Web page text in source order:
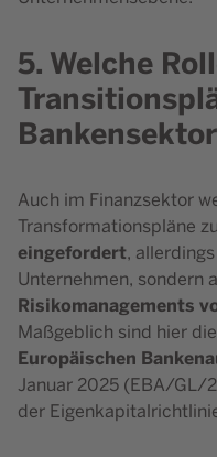
5. Welche
Auch im Finanzsektor
Transformationspläne
eingefordert,
Unternehmen, sondern
Risikomanagements
Maßgeblich sind hier
Europäischen
Januar 2025 (EBA/GL/
der